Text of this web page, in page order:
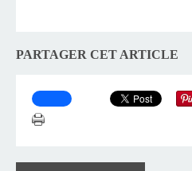
PARTAGER CET ARTICLE